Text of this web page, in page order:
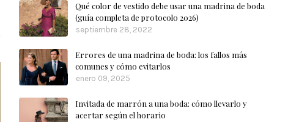
Qué color de vestido debe usar una madrina de boda
(guía completa de protocolo 2026)
septiembre 28, 2022
Errores de una madrina de boda: los fallos más
comunes y cómo evitarlos
enero 09, 2025
Invitada de marrón a una boda: cómo llevarlo y
acertar según el horario